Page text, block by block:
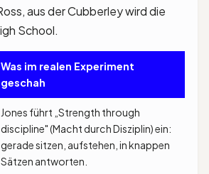
aus der Cubberley wird die
School.
Was im realen Experiment
geschah
Jones führt „Strength through
discipline" (Macht durch Disziplin) ein:
gerade sitzen, aufstehen, in knappen
Sätzen antworten.